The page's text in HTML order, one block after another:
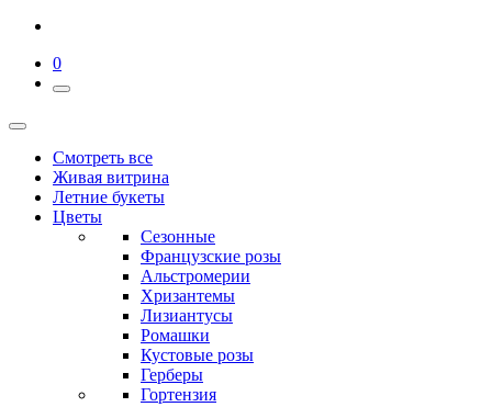
0
Смотреть все
Живая витрина
Летние букеты
Цветы
Сезонные
Французские розы
Альстромерии
Хризантемы
Лизиантусы
Ромашки
Кустовые розы
Герберы
Гортензия